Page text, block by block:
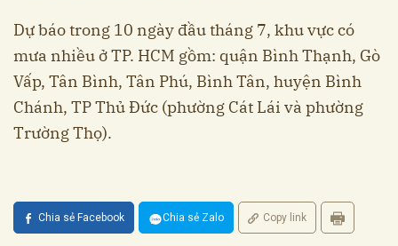
Dự báo trong 10 ngày đầu tháng 7, khu vực có
mưa nhiều ở TP. HCM gồm: quận Bình Thạnh, Gò
Vấp, Tân Bình, Tân Phú, Bình Tân, huyện Bình
Chánh, TP Thủ Đức (phường Cát Lái và phường
Trường Thọ).
Chia sẻ Facebook Chia sẻ Zalo Copy link